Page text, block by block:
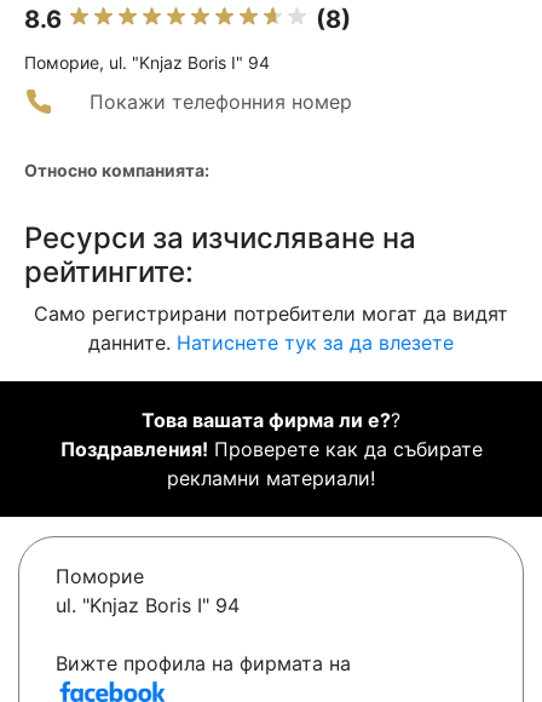
8.6 (8)
Поморие, ul. "Knjaz Boris I" 94
Покажи телефонния номер
Относно компанията:
Ресурси за изчисляване на
рейтингите:
Само регистрирани потребители могат да видят
данните. Натиснете тук за да влезете
Това вашата фирма ли е??
Поздравления! Проверете как да събирате
рекламни материали!
Поморие
ul. "Knjaz Boris I" 94
Вижте профила на фирмата на